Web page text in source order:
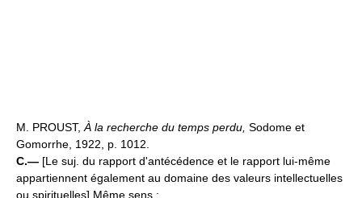
M. PROUST, À la recherche du temps perdu, Sodome et
Gomorrhe, 1922, p. 1012.
C.— [Le suj. du rapport d'antécédence et le rapport lui-même
appartiennent également au domaine des valeurs intellectuelles
ou spirituelles] Même sens :